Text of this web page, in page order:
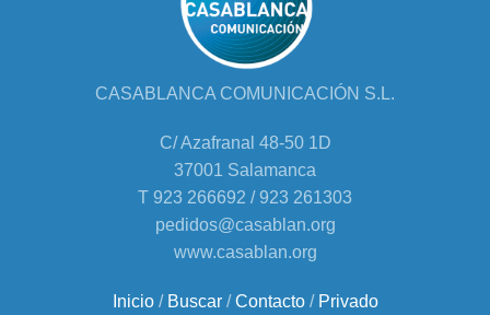
CASABLANCA COMUNICACIÓN S.L.
C/ Azafranal 48-50 1D
37001 Salamanca
T 923 266692 / 923 261303
pedidos@casablan.org
www.casablan.org
Inicio/ Buscar/Contacto/ Privado